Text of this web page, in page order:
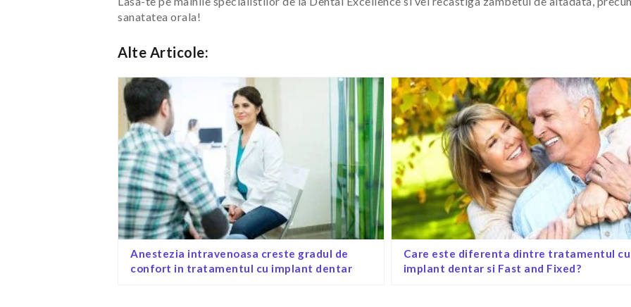
sanatatea orala!
Alte Articole:
Anestezia intravenoasa creste gradul de
confort in tratamentul cu implant dentar
Care este diferenta dintre tratamentul cu
implant dentar si Fast and Fixed?